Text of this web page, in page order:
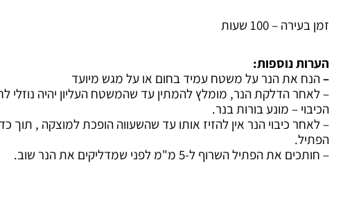
זמן בעירה –100 שעות
הערות נוספות:
–הנח את הנר על משטח עמיד בחום או על מגש מיועד
– לאחר הדלקת הנר, מומלץ להמתין עד שהמשטח העליון יהיה נוזלי
הכיבוי – מונע בורות בנר.
– לאחר כיבוי הנר אין להזיז אותו עד שהשעווה הופכת למוצקה , תוך
הפתיל.
– חותכים את הפתיל השרוף ל-5 מ"מ לפני שמדליקים את הנר שוב.